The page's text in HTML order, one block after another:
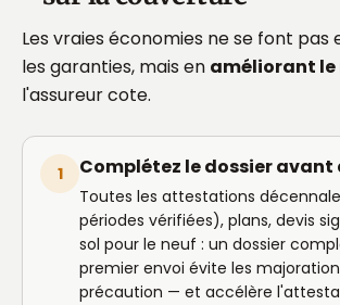
Les vraies économies ne se font pas
les garanties, mais en améliorant le
l'assureur cote.
1 Complétez le dossier avant
Toutes les attestations
périodes vérifiées), plans, devis
sol pour le neuf : un dossier
premier envoi évite les
précaution — et accélère